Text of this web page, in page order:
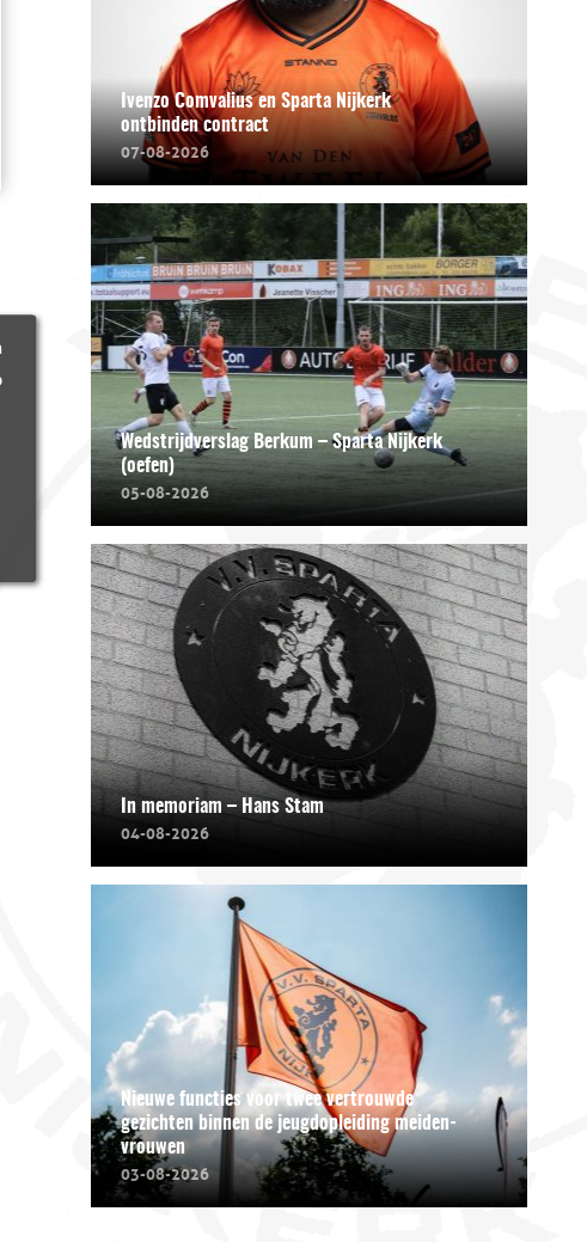
Ivenzo Comvalius en Sparta Nijkerk
ontbinden contract
07-08-2026
Wedstrijdverslag Berkum – Sparta Nijkerk
(oefen)
05-08-2026
In memoriam – Hans Stam
04-08-2026
Nieuwe functies voor twee vertrouwde
gezichten binnen de jeugdopleiding meiden-
vrouwen
03-08-2026